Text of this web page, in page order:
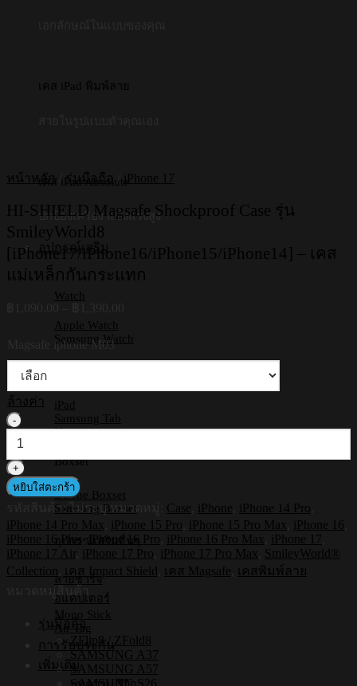
เคส iPad พิมพ์ลาย
เคส iPad Absolute
ปกป้องเครื่อง แข็งแรงสูง
อุปกรณ์เสริม
Watch
Apple Watch
Samsung Watch
iPad
Samsung Tab
Huawei
Boxset
iPhone Boxset
Samsung Boxset
อุปกรณ์เสริมอื่นๆ
สายชาร์จ
อแดปเตอร์
Mono Stick
Air Tag
การรับประกัน
เพิ่มเติม
หน้าหลัก / รุ่นมือถือ / iPhone 17
HI-SHIELD Magsafe Shockproof Case รุ่น
SmileyWorld8
[iPhone17/iPhone16/iPhone15/iPhone14] – เคส
แม่เหล็กกันกระแทก
Magsafe iphone M03
ล้างค่า
จำนวน
SHIELD
Magsafe
Shockproof
Case
SmileyWorld8
[iPhone17/iPhone16/iPhone15/iPhone14]
-
เคส
กระแทก
ชิ้น
หยิบใส่ตะกร้า
รหัสสินค้า: ไม่ระบุ หมวดหมู่: Case iPhone iPhone 14 Pro
iPhone 14 Pro Max
iPhone 15 Pro iPhone 15 Pro Max iPhone 16
iPhone 16 Plus, iPhone 16 Pro iPhone 16 Pro Max iPhone 17
iPhone 17 Air
iPhone 17 Pro iPhone 17 Pro Max
SmileyWorld®
Collection
เคส Impact Shield เคส Magsafe
เคสพิมพ์ลาย
หมวดหมู่สินค้า
รุ่นมือถือ
ZFlip8 / ZFold8
SAMSUNG A37
SAMSUNG A57
SAMSUNG S26